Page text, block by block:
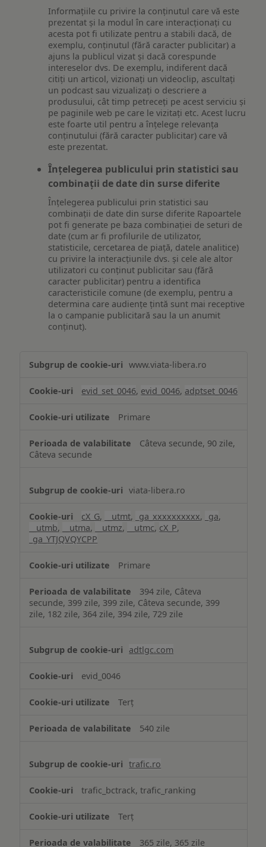
Informațiile cu privire la conținutul care vă este
prezentat și la modul în care interacționați cu
acesta pot fi utilizate pentru a stabili dacă, de
exemplu, conținutul (fără caracter publicitar) a
ajuns la publicul vizat și dacă corespunde
intereselor dvs. De exemplu, indiferent dacă
citiți un articol, vizionați un videoclip, ascultați
un podcast sau vizualizați o descriere a
produsului, cât timp petreceți pe acest serviciu și
pe paginile web pe care le vizitați etc. Acest lucru
este foarte util pentru a înțelege relevanța
conținutului (fără caracter publicitar) care vă
este prezentat.
Înțelegerea publicului prin statistici sau
combinații de date din surse diferite
Înțelegerea publicului prin statistici sau
combinații de date din surse diferite Rapoartele
pot fi generate pe baza combinației de seturi de
date (cum ar fi profilurile de utilizator,
statisticile, cercetarea de piață, datele analitice)
cu privire la interacțiunile dvs. și cele ale altor
utilizatori cu conținut publicitar sau (fără
caracter publicitar) pentru a identifica
caracteristicile comune (de exemplu, pentru a
determina care audiențe țintă sunt mai receptive
la o campanie publicitară sau la un anumit
conținut).
www.viata-libera.ro
evid_set_0046, evid_0046, adptset_0046
Primare
Câteva secunde, 90 zile,
Câteva secunde
viata-libera.ro
cX_G, __utmt, _ga_xxxxxxxxxx, _ga,
__utmb, __utma, __utmz, __utmc, cX_P,
_ga_YTJQVQYCPP
Primare
394 zile, Câteva
secunde, 399 zile, 399 zile, Câteva secunde, 399
zile, 182 zile, 364 zile, 394 zile, 729 zile
adtlgc.com
evid_0046
Terț
540 zile
trafic.ro
trafic_bctrack, trafic_ranking
Terț
365 zile, 365 zile